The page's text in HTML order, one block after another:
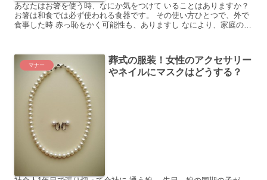
あなたはお箸を使う時、なにか気をつけて いることはありますか？
お箸は和食では必ず使われる食器です。 その使い方ひとつで、外で
食事した時 赤っ恥をかく可能性も、ありますし なにより、家庭の指
マナー
葬式の服装！女性のアクセサリー
やネイルにマスクはどうする？